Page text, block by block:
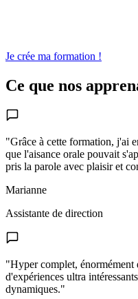
Je crée ma formation !
Ce que nos
"Grâce à cette formation, j'ai
que l'aisance orale pouvait
pris la parole avec plaisir et
Marianne
Assistante de direction
"Hyper complet, énormément
d'expériences ultra
dynamiques."